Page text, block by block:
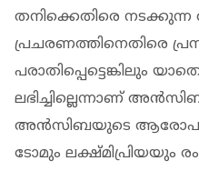
തനിക്കെതിരെ
പ്രചരണത്തിനെതിരെ
പരാതിപ്പെട്ടെങ്കിലും
ലഭിച്ചില്ലെന്നാണ്
അൻസിബയുടെ
ടോമും ലക്ഷ്മിപ്രിയയും